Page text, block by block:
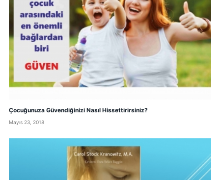
Çocuğunuza Güvendiğinizi Nasıl Hissettirirsiniz?
Mayıs 23, 2018